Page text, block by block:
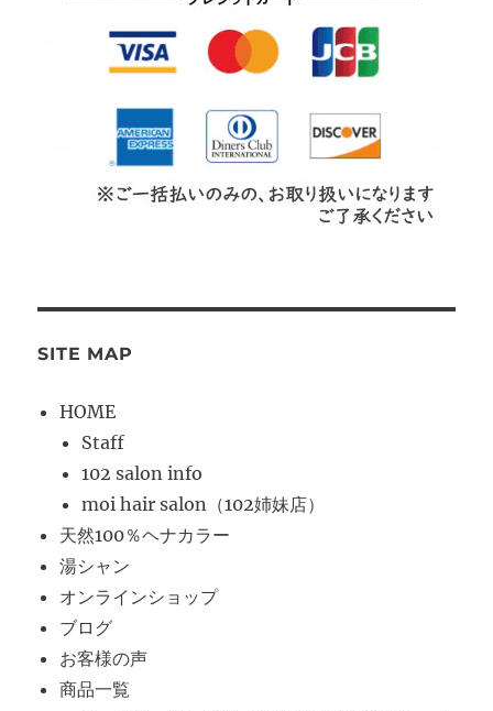
SITE MAP
HOME
Staff
102 salon info
moi hair salon（102姉妹店）
天然100％ヘナカラー
湯シャン
オンラインショップ
ブログ
お客様の声
商品一覧